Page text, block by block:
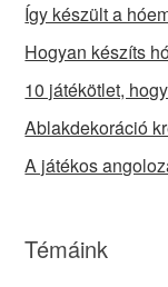
Így készült a
Hogyan készíts
10 játékötlet,
Ablakdekoráció
A játékos
Témáink